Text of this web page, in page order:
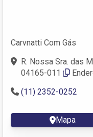
Carvnatti Com Gás
R. Nossa Sra. das
04165-011
(11) 2352-0252
Mapa